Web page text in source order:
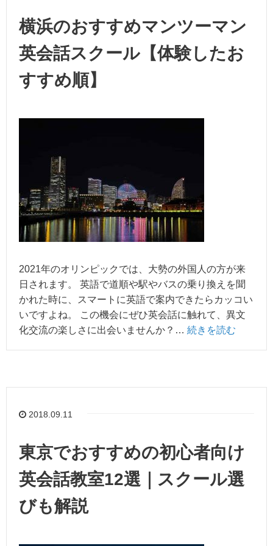
横浜のおすすめマンツーマン
英会話スクール【体験したお
すすめ順】
2021年のオリンピックでは、大勢の外国人の方が来
日されます。 英語で道順や駅やバスの乗り換えを聞
かれた時に、スマートに英語で案内できたらカッコい
いですよね。 この機会にぜひ英会話に触れて、異文
化交流の楽しさに出会いませんか？… 続きを読む
2018.09.11
東京でおすすめの初心者向け
英会話教室12選｜スクール選
びも解説